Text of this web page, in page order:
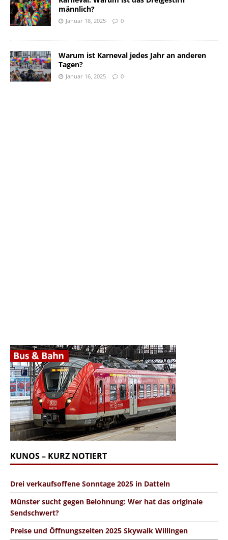
männlich?
Januar 18, 2025 0
Warum ist Karneval jedes Jahr an anderen
Tagen?
Januar 16, 2025 0
KUNOS – KURZ NOTIERT
Drei verkaufsoffene Sonntage 2025 in Datteln
Münster sucht gegen Belohnung: Wer hat das originale
Sendschwert?
Preise und Öffnungszeiten 2025 Skywalk Willingen